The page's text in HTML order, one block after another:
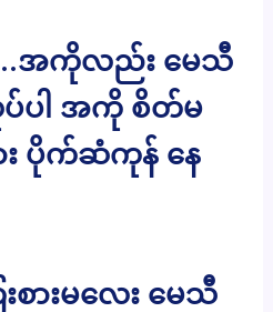
အကိုလည်း မေသီ
ပါ အကို စိတ်မ
ပိုက်ဆံကုန် နေ
စားမလေး မေသီ